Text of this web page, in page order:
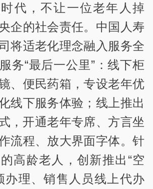
代，不让一位老年人掉
企的社会责任。中国人寿
将适老化理念融入服务全
务“最后一公里”：线下柜
、便民药箱，专设老年优
线下服务体验；线上推出
，开通老年专席、方言坐
流程、放大界面字体。针
高龄老人，创新推出“空
办理、销售人员线上代办